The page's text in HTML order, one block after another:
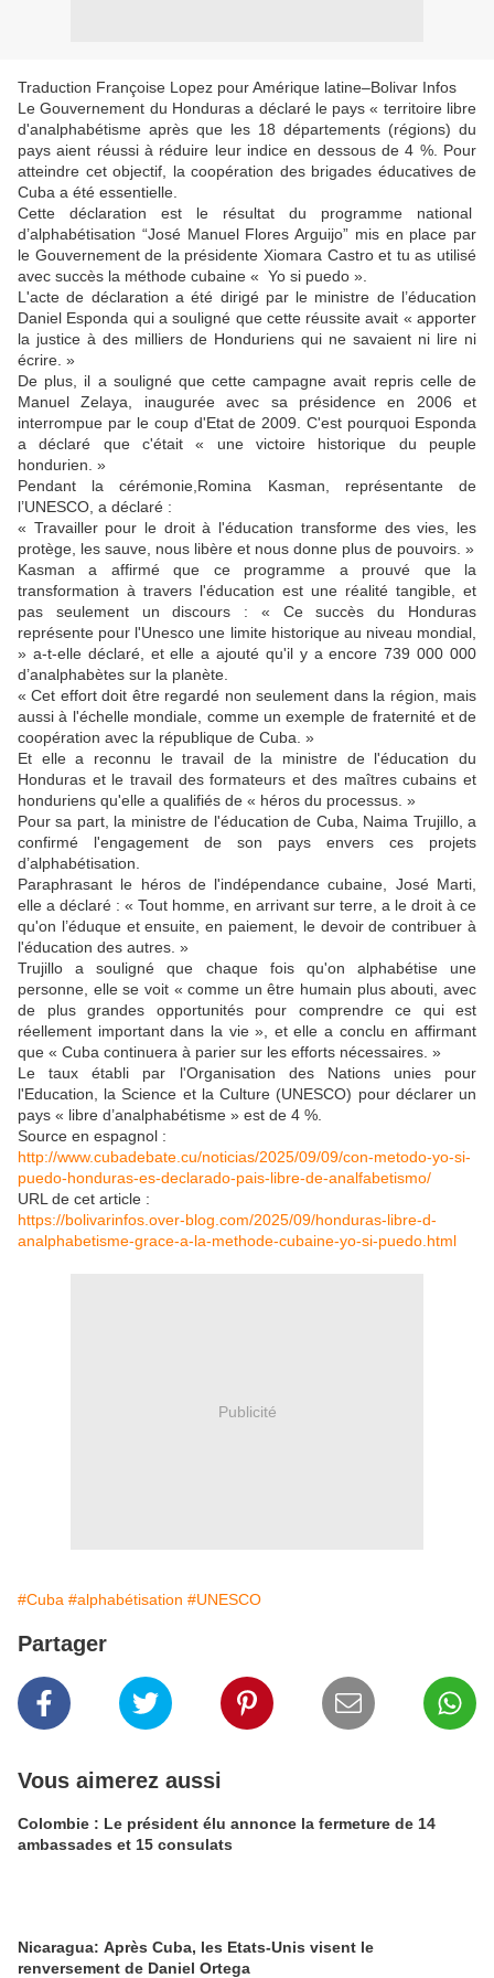
Traduction Françoise Lopez pour Amérique latine–Bolivar Infos
Le Gouvernement du Honduras a déclaré le pays « territoire libre
d'analphabétisme après que les 18 départements (régions) du
pays aient réussi à réduire leur indice en dessous de 4 %. Pour
atteindre cet objectif, la coopération des brigades éducatives de
Cuba a été essentielle.
Cette déclaration est le résultat du programme national
d’alphabétisation “José Manuel Flores Arguijo” mis en place par
le Gouvernement de la présidente Xiomara Castro et tu as utilisé
avec succès la méthode cubaine « Yo si puedo ».
L'acte de déclaration a été dirigé par le ministre de l’éducation
Daniel Esponda qui a souligné que cette réussite avait « apporter
la justice à des milliers de Honduriens qui ne savaient ni lire ni
écrire. »
De plus, il a souligné que cette campagne avait repris celle de
Manuel Zelaya, inaugurée avec sa présidence en 2006 et
interrompue par le coup d'Etat de 2009. C'est pourquoi Esponda
a déclaré que c'était « une victoire historique du peuple
hondurien. »
Pendant la cérémonie,Romina Kasman, représentante de
l’UNESCO, a déclaré :
« Travailler pour le droit à l'éducation transforme des vies, les
protège, les sauve, nous libère et nous donne plus de pouvoirs. »
Kasman a affirmé que ce programme a prouvé que la
transformation à travers l'éducation est une réalité tangible, et
pas seulement un discours : « Ce succès du Honduras
représente pour l'Unesco une limite historique au niveau mondial,
» a-t-elle déclaré, et elle a ajouté qu'il y a encore 739 000 000
d’analphabètes sur la planète.
« Cet effort doit être regardé non seulement dans la région, mais
aussi à l'échelle mondiale, comme un exemple de fraternité et de
coopération avec la république de Cuba. »
Et elle a reconnu le travail de la ministre de l'éducation du
Honduras et le travail des formateurs et des maîtres cubains et
honduriens qu'elle a qualifiés de « héros du processus. »
Pour sa part, la ministre de l'éducation de Cuba, Naima Trujillo, a
confirmé l'engagement de son pays envers ces projets
d’alphabétisation.
Paraphrasant le héros de l'indépendance cubaine, José Marti,
elle a déclaré : « Tout homme, en arrivant sur terre, a le droit à ce
qu'on l’éduque et ensuite, en paiement, le devoir de contribuer à
l'éducation des autres. »
Trujillo a souligné que chaque fois qu'on alphabétise une
personne, elle se voit « comme un être humain plus abouti, avec
de plus grandes opportunités pour comprendre ce qui est
réellement important dans la vie », et elle a conclu en affirmant
que « Cuba continuera à parier sur les efforts nécessaires. »
Le taux établi par l'Organisation des Nations unies pour
l'Education, la Science et la Culture (UNESCO) pour déclarer un
pays « libre d’analphabétisme » est de 4 %.
Source en espagnol :
http://www.cubadebate.cu/noticias/2025/09/09/con-metodo-yo-si-
puedo-honduras-es-declarado-pais-libre-de-analfabetismo/
URL de cet article :
https://bolivarinfos.over-blog.com/2025/09/honduras-libre-d-
analphabetisme-grace-a-la-methode-cubaine-yo-si-puedo.html
Publicité
#Cuba #alphabétisation #UNESCO
Partager
Vous aimerez aussi
Colombie : Le président élu annonce la fermeture de 14
ambassades et 15 consulats
Nicaragua: Après Cuba, les Etats-Unis visent le
renversement de Daniel Ortega